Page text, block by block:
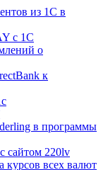
из 1С в
с 1С
о
к
в программы
сайтом 220lv
курсов всех валют